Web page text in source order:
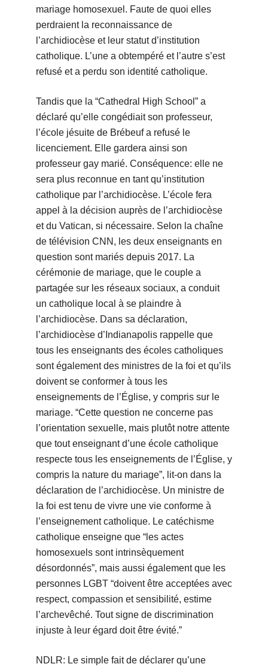
mariage homosexuel. Faute de quoi elles
perdraient la reconnaissance de
l’archidiocèse et leur statut d’institution
catholique. L’une a obtempéré et l’autre s’est
refusé et a perdu son identité catholique.
Tandis que la “Cathedral High School” a
déclaré qu’elle congédiait son professeur,
l’école jésuite de Brébeuf a refusé le
licenciement. Elle gardera ainsi son
professeur gay marié. Conséquence: elle ne
sera plus reconnue en tant qu’institution
catholique par l’archidiocèse. L’école fera
appel à la décision auprès de l’archidiocèse
et du Vatican, si nécessaire. Selon la chaîne
de télévision CNN, les deux enseignants en
question sont mariés depuis 2017. La
cérémonie de mariage, que le couple a
partagée sur les réseaux sociaux, a conduit
un catholique local à se plaindre à
l’archidiocèse. Dans sa déclaration,
l’archidiocèse d’Indianapolis rappelle que
tous les enseignants des écoles catholiques
sont également des ministres de la foi et qu’ils
doivent se conformer à tous les
enseignements de l’Église, y compris sur le
mariage. “Cette question ne concerne pas
l’orientation sexuelle, mais plutôt notre attente
que tout enseignant d’une école catholique
respecte tous les enseignements de l’Église, y
compris la nature du mariage”, lit-on dans la
déclaration de l’archidiocèse. Un ministre de
la foi est tenu de vivre une vie conforme à
l’enseignement catholique. Le catéchisme
catholique enseigne que “les actes
homosexuels sont intrinsèquement
désordonnés”, mais aussi également que les
personnes LGBT “doivent être acceptées avec
respect, compassion et sensibilité, estime
l’archevêché. Tout signe de discrimination
injuste à leur égard doit être évité.”
NDLR: Le simple fait de déclarer qu’une